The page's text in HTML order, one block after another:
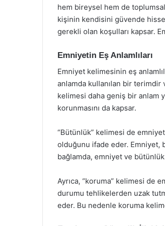
hem bireysel hem de
kişinin kendisini güvende
gerekli olan koşulları kapsar.
Emniyetin Eş Anlamlıları
Emniyet kelimesinin eş
anlamda kullanılan bir
kelimesi daha geniş bir anlam
korunmasını da kapsar.
“Bütünlük” kelimesi de
olduğunu ifade eder. Emniyet,
bağlamda, emniyet ve
Ayrıca, “koruma” kelimesi de
durumu tehlikelerden uzak
eder. Bu nedenle koruma